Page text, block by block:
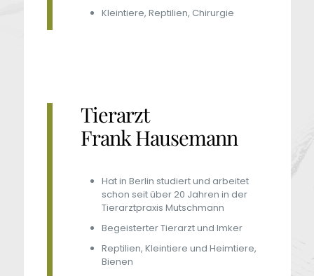
Kleintiere, Reptilien, Chirurgie
Tierarzt
Frank Hausemann
Hat in Berlin studiert und arbeitet
schon seit über 20 Jahren in der
Tierarztpraxis Mutschmann
Begeisterter Tierarzt und Imker
Reptilien, Kleintiere und Heimtiere,
Bienen